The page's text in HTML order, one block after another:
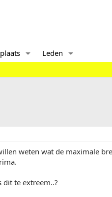
Leden
weten wat de maximale
dit te extreem..?